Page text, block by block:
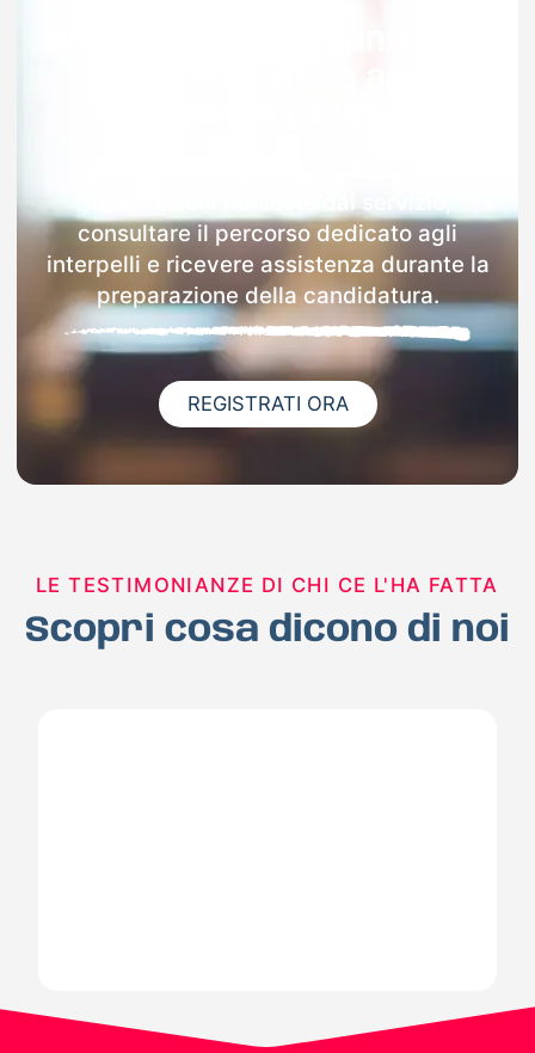
consultare il percorso dedicato agli
interpelli e ricevere assistenza durante la
preparazione della candidatura.
REGISTRATI ORA
LE TESTIMONIANZE DI CHI CE L'HA FATTA
Scopri cosa dicono di noi